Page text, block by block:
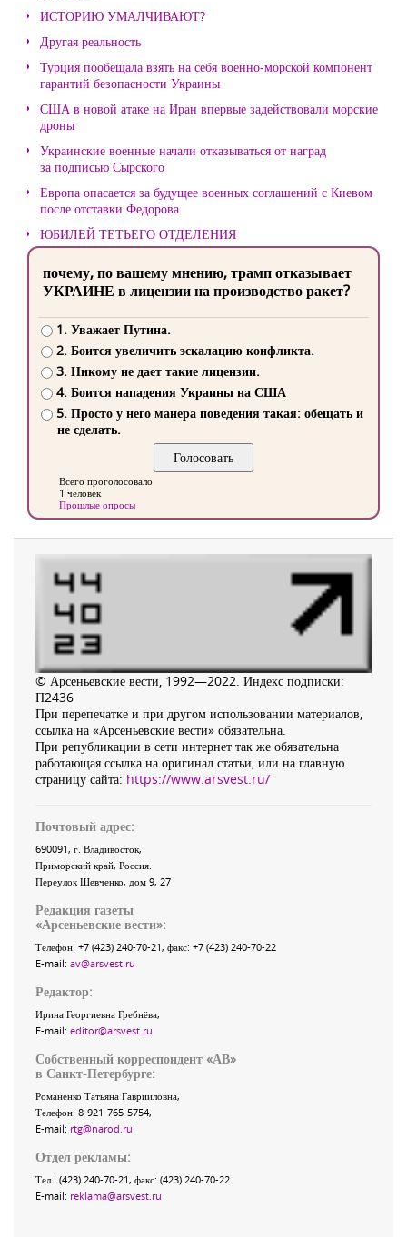
ИСТОРИЮ УМАЛЧИВАЮТ?
Другая реальность
Турция пообещала взять на себя военно-морской компонент
гарантий безопасности Украины
США в новой атаке на Иран впервые задействовали морские
дроны
Украинские военные начали отказываться от наград
за подписью Сырского
Европа опасается за будущее военных соглашений с Киевом
после отставки Федорова
ЮБИЛЕЙ ТЕТЬЕГО ОТДЕЛЕНИЯ
почему, по вашему мнению, трамп отказывает
УКРАИНЕ в лицензии на производство ракет?
1. Уважает Путина.
2. Боится увеличить эскалацию конфликта.
3. Никому не дает такие лицензии.
4. Боится нападения Украины на США
5. Просто у него манера поведения такая: обещать и
не сделать.
Всего проголосовало
1 человек
Прошлые опросы
© Арсеньевские вести, 1992—2022. Индекс подписки:
П2436
При перепечатке и при другом использовании материалов,
ссылка на «Арсеньевские вести» обязательна.
При републикации в сети интернет так же обязательна
работающая ссылка на оригинал статьи, или на главную
страницу сайта: https://www.arsvest.ru/
Почтовый адрес:
690091, г. Владивосток,
Приморский край, Россия
Переулок Шевченко, дом 9, 27
Редакция газеты
«Арсеньевские вести»:
Телефон: +7 (423) 240-70-21, факс: +7 (423) 240-70-22
E-mail: av@arsvest.ru
Редактор:
Ирина Георгиевна Гребнёва,
E-mail: editor@arsvest.ru
Собственный корреспондент «АВ»
в Санкт-Петербурге:
Романенко Татьяна Гаврииловна,
Телефон: 8-921-765-5754,
E-mail: rtg@narod.ru
Отдел рекламы:
Тел.: (423) 240-70-21, факс: (423) 240-70-22
E-mail: reklama@arsvest.ru